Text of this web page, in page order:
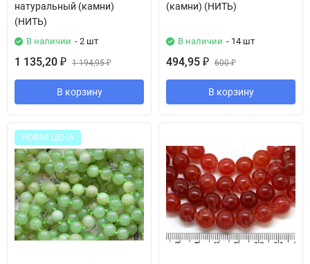
натуральный (камни)
(НИТЬ)
В наличии - 2 шт
1 135,20 ₽ 1 194,95₽
В корзину
(камни) (НИТЬ)
В наличии - 14 шт
494,95 ₽ 600₽
В корзину
НОВАЯ ЦЕНА